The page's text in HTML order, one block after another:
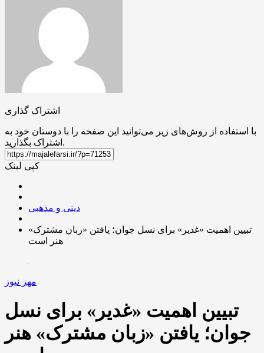
اشتراک گذاری
با استفاده از روش‌های زیر می‌توانید این صفحه را با دوستان خود به
اشتراک بگذارید.
کپی لینک
دینی و مذهبی
تبیین اهمیت «غدیر» برای نسل جوان؛ یافتن «زبان مشترک»
هنر است
مهر نیوز
تبیین اهمیت «غدیر» برای نسل
جوان؛ یافتن «زبان مشترک» هنر